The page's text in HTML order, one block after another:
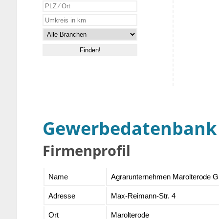
Gewerbedatenbank
Firmenprofil
Name Agrarunternehmen Marolterode
Adresse Max-Reimann-Str. 4
Ort Marolterode